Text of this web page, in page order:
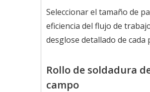
Seleccionar el tamaño de
eficiencia del flujo de
desglose detallado de cada
Rollo de soldadura
campo